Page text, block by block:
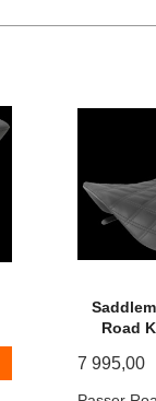
Road
7 995,00